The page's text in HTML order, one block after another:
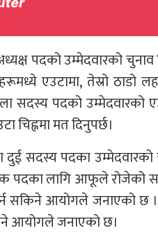
पदको उम्मेदवारको चुनाव
एउटामा, तेस्रो ठाडो
सदस्य पदको उम्मेदवारको
चिह्नमा मत दिनुपर्छ।
सदस्य पदका उम्मेदवारको
पदका लागि आफूले रोजेको
सकिने आयोगले जनाएको छ ।
आयोगले जनाएको छ।